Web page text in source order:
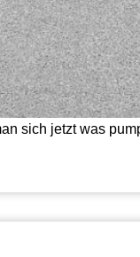
sich jetzt was